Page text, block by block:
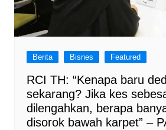
Berita Bisnes Featured
RCI TH: “Kenapa baru
sekarang? Jika kes
dilengahkan, berapa
disorok bawah karpet” –